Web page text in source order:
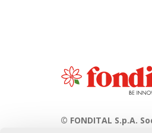
© FONDITAL S.p.A.